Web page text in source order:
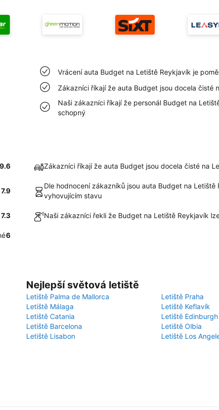
Vrácení auta Budget na Letiště Reykjavík je
Zákazníci říkají že auta Budget jsou docela čisté
Naši zákazníci říkají že personál Budget na
schopný
9.6 Zákazníci říkají že auta Budget jsou docela čisté na
7.9
Dle hodnocení zákazníků jsou auta Budget na Letiště
vyhovujícím stavu
7.3 Naši zákazníci řekli že Budget na Letiště Reykjavík
6
Nejlepší světová letiště
Letiště Palma de Mallorca
Letiště Praha
Letiště Málaga
Letiště Keflavík
Letiště Catania
Letiště Edinburgh
Letiště Barcelona
Letiště Olbia
Letiště Lisabon
Letiště Los